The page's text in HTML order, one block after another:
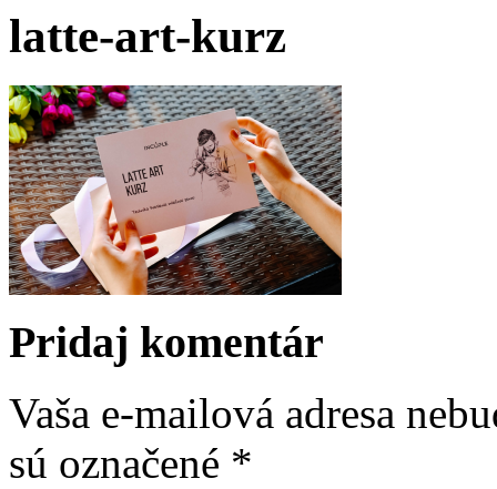
latte-art-kurz
Pridaj komentár
Vaša e-mailová adresa
sú označené *